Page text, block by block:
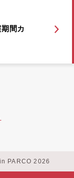
間カ
PARCO 2026